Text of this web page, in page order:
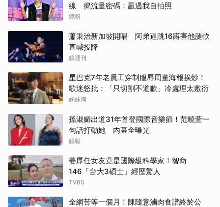
線 揭流量密碼：贏過我自拍照
鏡報
蕭秉治新加坡開唱 阿弟逼跳16蹲害他腿軟
直喊投降
鏡週刊
星巴克7年老員工穿制服辱周董海報挨炒！
歌迷怒批：「只切割不道歉」冷處理太敷衍
姊妹淘
孫淑媚出道31年首登國際音樂節！范曉萱一
句話打動她 內幕全曝光
鏡報
姜厚任女友竟是國際級科學家！智商
146「台大3碩士」經歷驚人
TVBS
全網苦等一個月！陳隨意滷肉食譜終於公